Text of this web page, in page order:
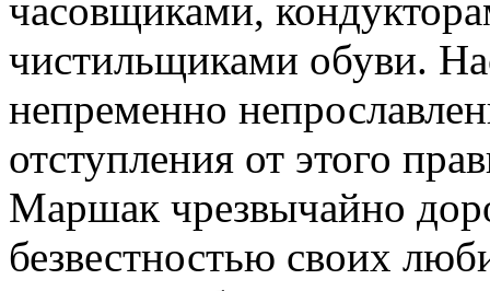
часовщиками,
чистильщиками обуви.
непременно
отступления от этого
Маршак чрезвычайно
безвестностью своих